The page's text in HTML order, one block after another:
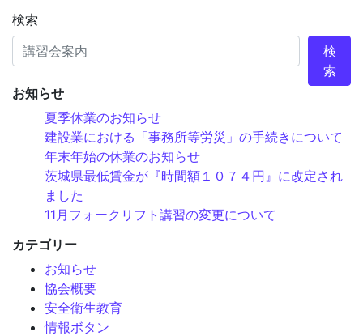
検索
検
索
お知らせ
夏季休業のお知らせ
建設業における「事務所等労災」の手続きについて
年末年始の休業のお知らせ
茨城県最低賃金が『時間額１０７４円』に改定され
ました
11月フォークリフト講習の変更について
カテゴリー
お知らせ
協会概要
安全衛生教育
情報ボタン